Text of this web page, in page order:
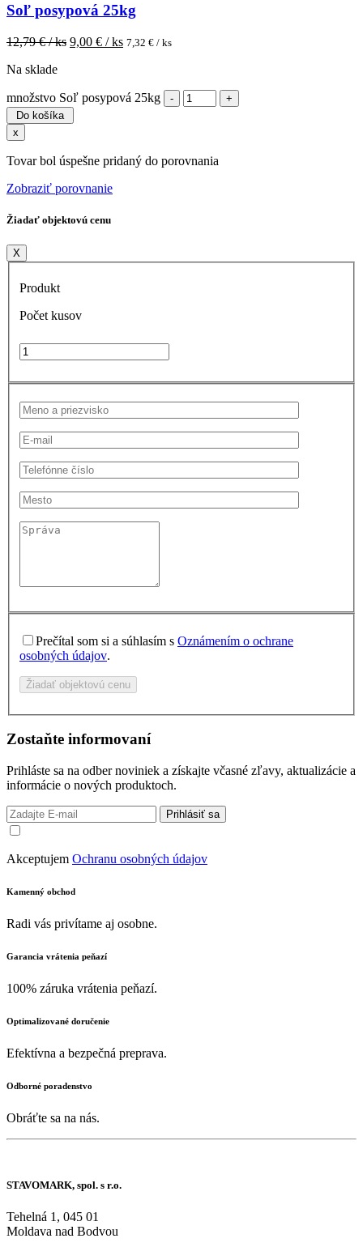
Soľ posypová 25kg
12,79€ / ks 9,00 € / ks 7,32 € / ks
Na sklade
množstvo Soľ posypová 25kg
Do košíka
x
Tovar bol úspešne pridaný do porovnania
Zobraziť porovnanie
Žiadať objektovú cenu
X
Produkt
Počet kusov
Prečítal som si a súhlasím s Oznámením o ochrane
osobných údajov.
Žiadať objektovú cenu
Zostaňte informovaní
Prihláste sa na odber noviniek a získajte včasné zľavy, aktualizácie a
informácie o nových produktoch.
Prihlásiť sa
Akceptujem Ochranu osobných údajov
Kamenný obchod
Radi vás privítame aj osobne.
Garancia vrátenia peňazí
100% záruka vrátenia peňazí.
Optimalizované doručenie
Efektívna a bezpečná preprava.
Odborné poradenstvo
Obráťte sa na nás.
STAVOMARK, spol. s r.o.
Tehelná 1, 045 01
Moldava nad Bodvou